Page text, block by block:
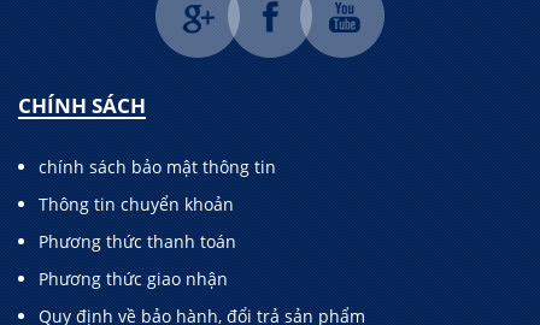
CHÍNH SÁCH
chính sách bảo mật thông tin
Thông tin chuyển khoản
Phương thức thanh toán
Phương thức giao nhận
Quy định về bảo hành, đổi trả sản phẩm